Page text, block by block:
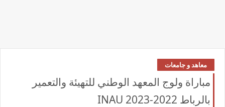
معاهد و جامعات
مباراة ولوج المعهد الوطني للتهيئة والتعمير
بالرباط 2022-2023 INAU